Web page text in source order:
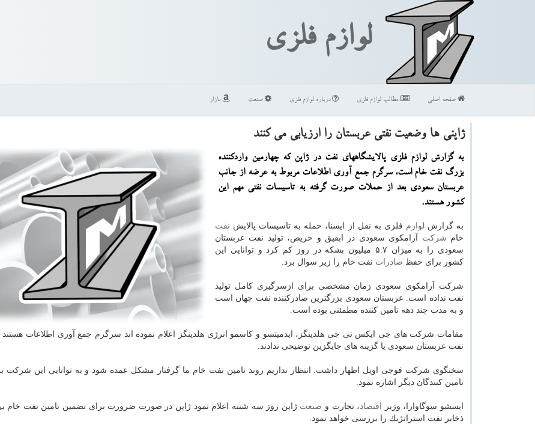
لوازم فلزی
صفحه اصلی مطالب لوازم فلزی درباره لوازم فلزی صنعت بازار
ژاپنی ها وضعیت نفتی عربستان را ارزیابی می كنند
به گزارش لوازم فلزی پالایشگاههای نفت در ژاپن كه چهارمین واردكننده
بزرگ نفت خام است، سرگرم جمع آوری اطلاعات مربوط به عرضه از جانب
عربستان سعودی بعد از حملات صورت گرفته به تاسیسات نفتی مهم این
كشور هستند.
به گزارش لوازم فلزی به نقل از ایسنا، حمله به تاسیسات پالایش نفت
خام شركت آرامكوی سعودی در ابقیق و خریص، تولید نفت عربستان
سعودی را به میزان ۵.۷ میلیون بشكه در روز كم كرد و توانایی این
كشور برای حفظ صادرات نفت خام را زیر سوال برد.
شركت آرامكوی سعودی زمان مشخصی برای ازسرگیری كامل تولید
نفت نداده است. عربستان سعودی بزرگترین صادركننده نفت جهان است
و به مدت چند دهه تامین كننده مطمئنی بوده است.
مقامات شركت های جی ایكس تی جی هلدینگز، ایدمیتسو و كاسمو انرژی هلدینگز اعلام نموده اند سرگرم جمع آوری اطلاعات هستند
نفت عربستان سعودی یا گزینه های جایگزین توضیحی ندادند.
سخنگوی شركت فوجی اویل اظهار داشت: انتظار نداریم روند تامین نفت خام ما گرفتار مشكل عمده شود و به توانایی این شركت
تامین كنندگان دیگر اشاره نمود.
ایسشو سوگاوارا، وزیر اقتصاد، تجارت و صنعت ژاپن روز سه شنبه اعلام نمود ژاپن در صورت ضرورت برای تضمین تامین نفت خام
ذخایر نفت استراتژیك را بررسی خواهد نمود.